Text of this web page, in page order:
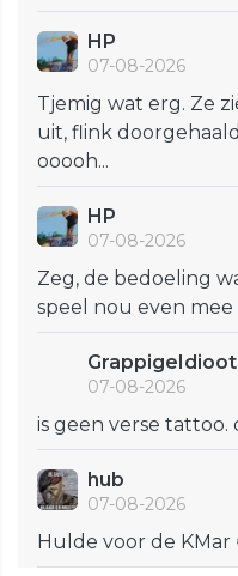
HP
07-08-2026
Tjemig wat erg. Ze
uit, flink
ooooh...
HP
07-08-2026
Zeg, de bedoeling
speel nou even mee
GrappigeIdioot
07-08-2026
is geen verse tattoo.
hub
07-08-2026
Hulde voor de KMar